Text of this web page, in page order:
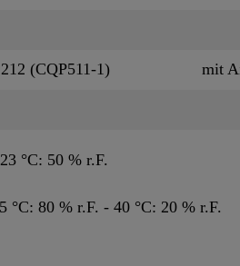
(CQP511-1) mit
23 °C: 50 % r.F.
5 °C: 80 % r.F. - 40 °C: 20 % r.F.